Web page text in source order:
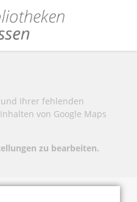
Ihrer fehlenden
von Google Maps
zu bearbeiten.